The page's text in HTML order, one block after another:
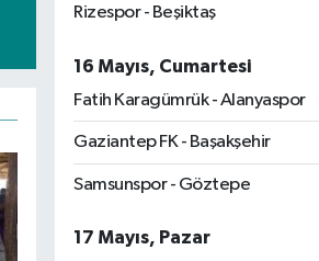
Rizespor - Beşiktaş
16 Mayıs, Cumartesi
Fatih Karagümrük - Alanyaspor
Gaziantep FK - Başakşehir
Samsunspor - Göztepe
17 Mayıs, Pazar